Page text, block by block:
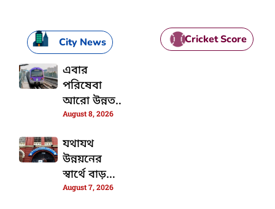
City News
এবার
পরিষেবা
আরো উন্নত
করার জন্য
স্টেশনগুলিতে
বসতে চলেছে
ডিজিটাল
সিস্টেম
August 8, 2026
যথাযথ
উন্নয়নের
স্বার্থে বাড়তে
চলেছে
August 7, 2026
Cricket Score